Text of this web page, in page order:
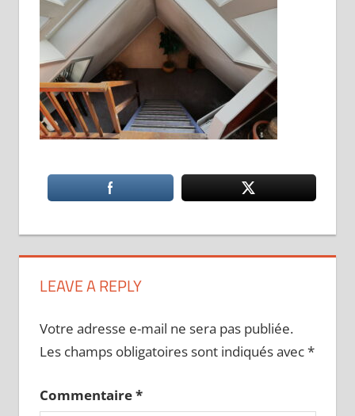
LEAVE A REPLY
Votre adresse e-mail ne sera pas publiée.
Les champs obligatoires sont indiqués avec*
Commentaire*